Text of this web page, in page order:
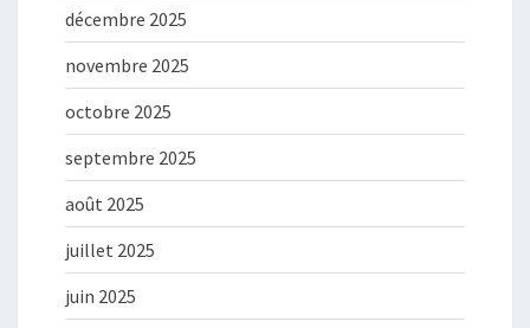
décembre 2025
novembre 2025
octobre 2025
septembre 2025
août 2025
juillet 2025
juin 2025